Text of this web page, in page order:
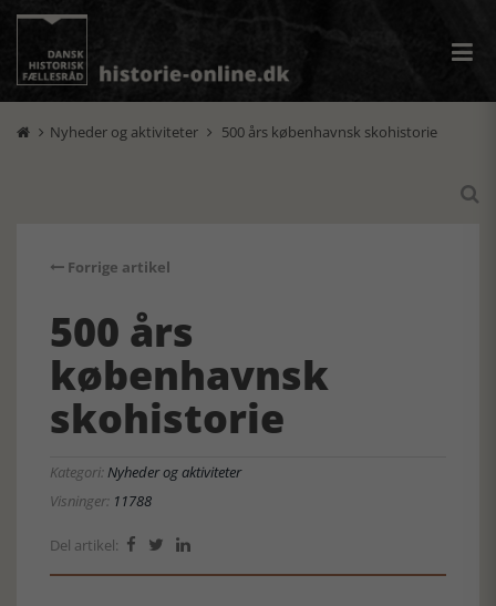
 Nyheder og aktiviteter  500 års københavnsk skohistorie

Forrige artikel
500 års
københavnsk
skohistorie
Kategori:Nyheder og aktiviteter
Visninger: 11788
Del artikel:   